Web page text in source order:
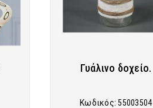
Γυάλινο δοχείο.
Κωδικός:55003504